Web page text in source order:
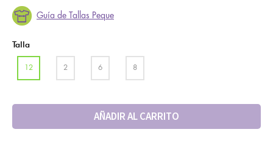
Guía de Tallas Peque
Talla
12 2 6 8
AÑADIR AL CARRITO